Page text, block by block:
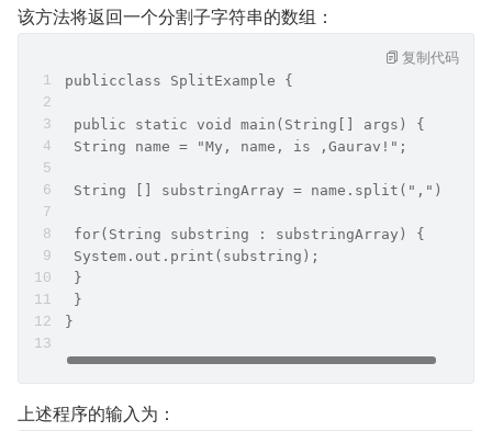
该方法将返回一个分割子字符串的数组：
publicclass SplitExample {
public static void main(String[] args) {
String name = "My, name, is ,Gaurav!";
String [] substringArray = name.split(",");
for(String substring : substringArray) {
System.out.print(substring);
}
}
}
复制代码
上述程序的输入为：